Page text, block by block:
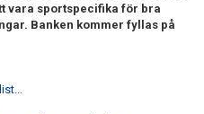
vara sportspecifika för bra
Banken kommer fyllas på